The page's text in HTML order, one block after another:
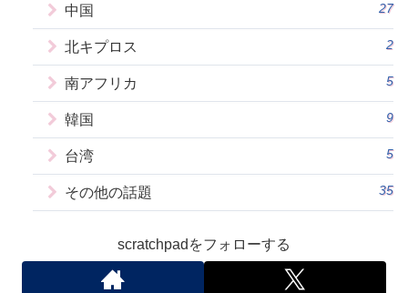
中国 27
北キプロス 2
南アフリカ 5
韓国 9
台湾 5
その他の話題 35
scratchpadをフォローする